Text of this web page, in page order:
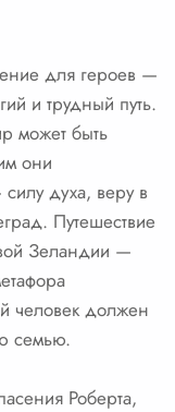
для героев —
и трудный путь.
может быть
они
духа, веру в
Путешествие
Зеландии —
человек должен
семью.
Роберта,